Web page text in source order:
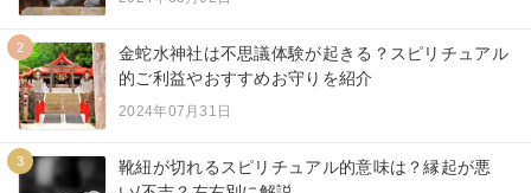
2
金蛇水神社は不思議体験が起きる？スピリチュアル
的ご利益やおすすめお守りを紹介
2024年07月31日
3
靴紐が切れるスピリチュアル的意味は？縁起が悪